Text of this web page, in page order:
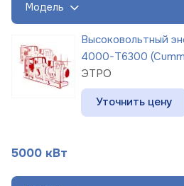
Модель
Высоковольтный
4000-Т6300
ЭТРО
Уточнить цену
5000 кВт